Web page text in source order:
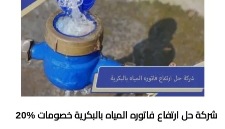
شركة حل ارتفاع فاتوره المياه بالبكرية خصومات %20